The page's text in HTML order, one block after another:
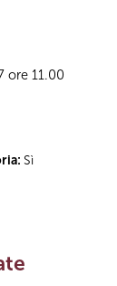
ore 11.00
Sì